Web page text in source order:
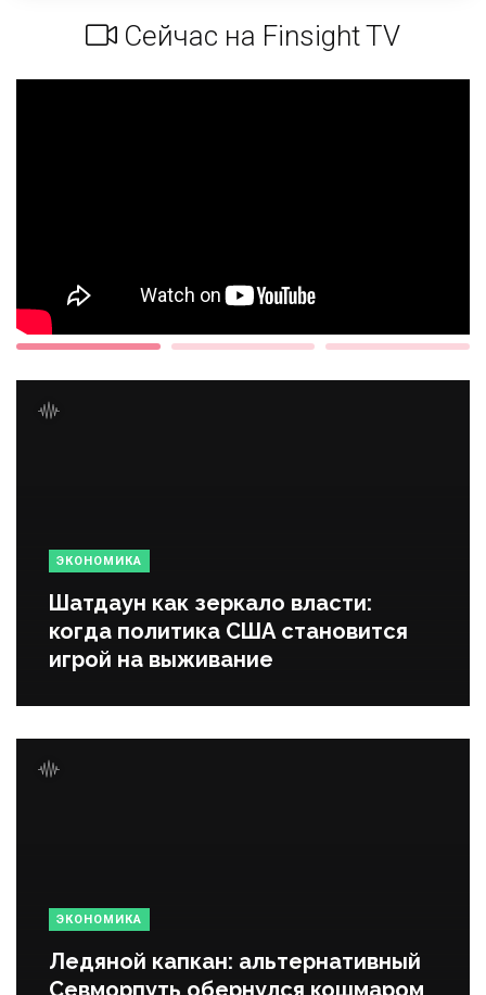
Сейчас на Finsight TV
ЭКОНОМИКА
Шатдаун как зеркало власти:
когда политика США становится
игрой на выживание
ЭКОНОМИКА
Ледяной капкан: альтернативный
Севморпуть обернулся кошмаром